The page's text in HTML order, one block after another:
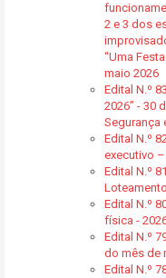
2 e 3 dos
“Uma
maio 2026
Edital N.º
2026” - 30
Segurança
Edital N.º
executivo
Edital N.º
Loteamento
Edital N.º
física -
Edital N.º
do mês de
Edital N.º